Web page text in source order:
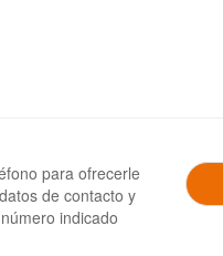
para ofrecerle
de contacto y
indicado